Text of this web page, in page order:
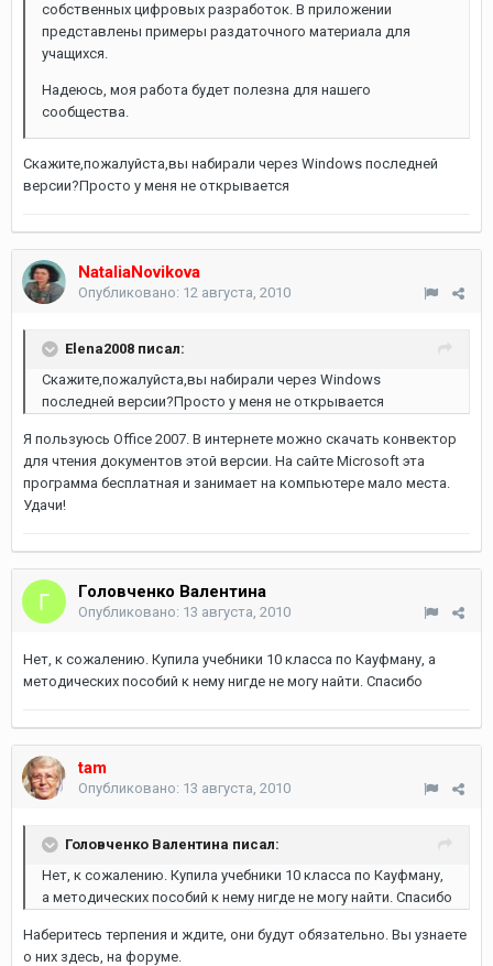
собственных цифровых разработок. В приложении
представлены примеры раздаточного материала для
учащихся.
Надеюсь, моя работа будет полезна для нашего
сообщества.
Скажите,пожалуйста,вы набирали через Windows последней
версии?Просто у меня не открывается
NataliaNovikova
Опубликовано: 12 августа, 2010
Elena2008 писал:
Скажите,пожалуйста,вы набирали через Windows
последней версии?Просто у меня не открывается
Я пользуюсь Office 2007. В интернете можно скачать конвектор
для чтения документов этой версии. На сайте Microsoft эта
программа бесплатная и занимает на компьютере мало места.
Удачи!
Головченко Валентина
Опубликовано: 13 августа, 2010
Нет, к сожалению. Купила учебники 10 класса по Кауфману, а
методических пособий к нему нигде не могу найти. Спасибо
tam
Опубликовано: 13 августа, 2010
Головченко Валентина писал:
Нет, к сожалению. Купила учебники 10 класса по Кауфману,
а методических пособий к нему нигде не могу найти. Спасибо
Наберитесь терпения и ждите, они будут обязательно. Вы узнаете
о них здесь, на форуме.